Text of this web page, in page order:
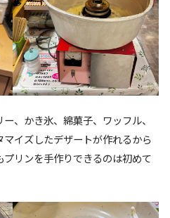
、かき氷、綿菓子、ワッフル、
イズしたデザートが作れるから
リンを手作りできるのは初めて